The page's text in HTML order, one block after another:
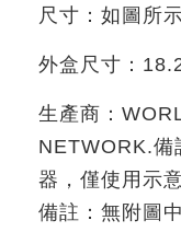
尺寸：如圖所
外盒尺寸：
生產商：
NETWORK.備
器，僅使用示
備註：無附圖